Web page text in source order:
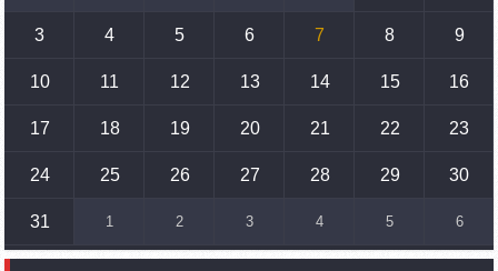
15:10 02.10.2023
սպառնալիքները կասեցնելու համար. իսպանացի
պատգամավորը Գորիսում է
14:54 02.10.2023
տեղակայված հայկական դիրքերի անձնակազմի
3 4 5 6 7 8 9
10 11 12 13 14 15 16
17 18 19 20 21 22 23
24 25 26 27 28 29 30
31 1 2 3 4 5 6